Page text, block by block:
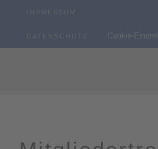
IMPRESSUM
DATENSCHUTZ Cookie-